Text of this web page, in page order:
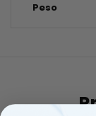
Peso